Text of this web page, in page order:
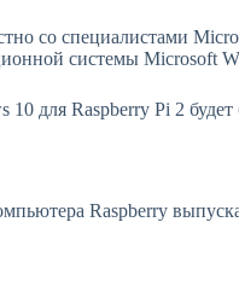
со специалистами
системы Microsoft
для Raspberry Pi 2 будет
Raspberry